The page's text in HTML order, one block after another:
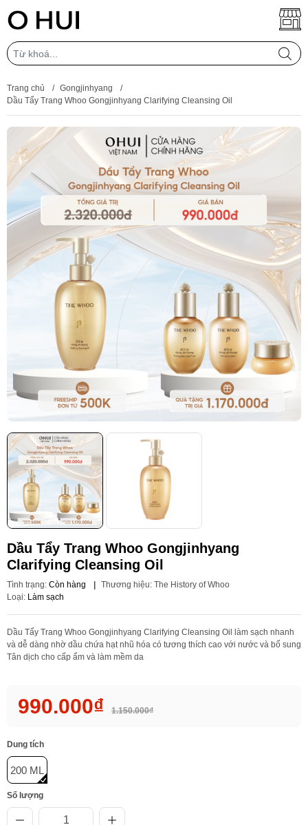
Trang chủ / Gongjinhyang
/
Dầu Tẩy Trang Whoo Gongjinhyang Clarifying Cleansing Oil
Dầu Tẩy Trang Whoo Gongjinhyang
Clarifying Cleansing Oil
Tình trạng: Còn hàng Thương hiệu: The History of Whoo
Loại: Làm sạch
Dầu Tẩy Trang Whoo Gongjinhyang Clarifying Cleansing Oil làm sạch nhanh
và dễ dàng nhờ dầu chứa hạt nhũ hóa có tương thích cao với nước và bổ sung
Tân dịch cho cấp ẩm và làm mềm da
990.000₫ 1.150.000₫
Dung tích
200 ML
Số lượng